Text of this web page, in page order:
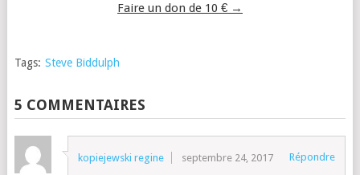
Faire un don de 10 € →
Tags: Steve Biddulph
5 COMMENTAIRES
kopiejewski regine septembre 24, 2017 Répondre